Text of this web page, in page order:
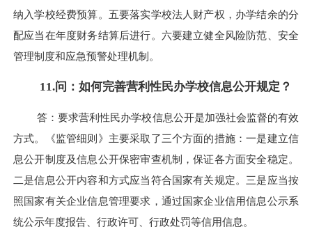
纳入学校经费预算。五要落实学校法人财产权，办学结余的分
配应当在年度财务结算后进行。六要建立健全风险防范、安全
管理制度和应急预警处理机制。
11.问：如何完善营利性民办学校信息公开规定？
答：要求营利性民办学校信息公开是加强社会监督的有效
方式。《监管细则》主要采取了三个方面的措施：一是建立信
息公开制度及信息公开保密审查机制，保证各方面安全稳定。
二是信息公开内容和方式应当符合国家有关规定。三是应当按
照国家有关企业信息管理要求，通过国家企业信用信息公示系
统公示年度报告、行政许可、行政处罚等信用信息。